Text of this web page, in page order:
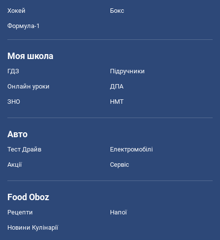
Хокей Бокс
Формула-1
Моя школа
ГДЗ Підручники
Онлайн уроки ДПА
ЗНО НМТ
Авто
Тест Драйв Електромобілі
Акції Сервіс
Food Oboz
Рецепти Напої
Новини Кулінарії